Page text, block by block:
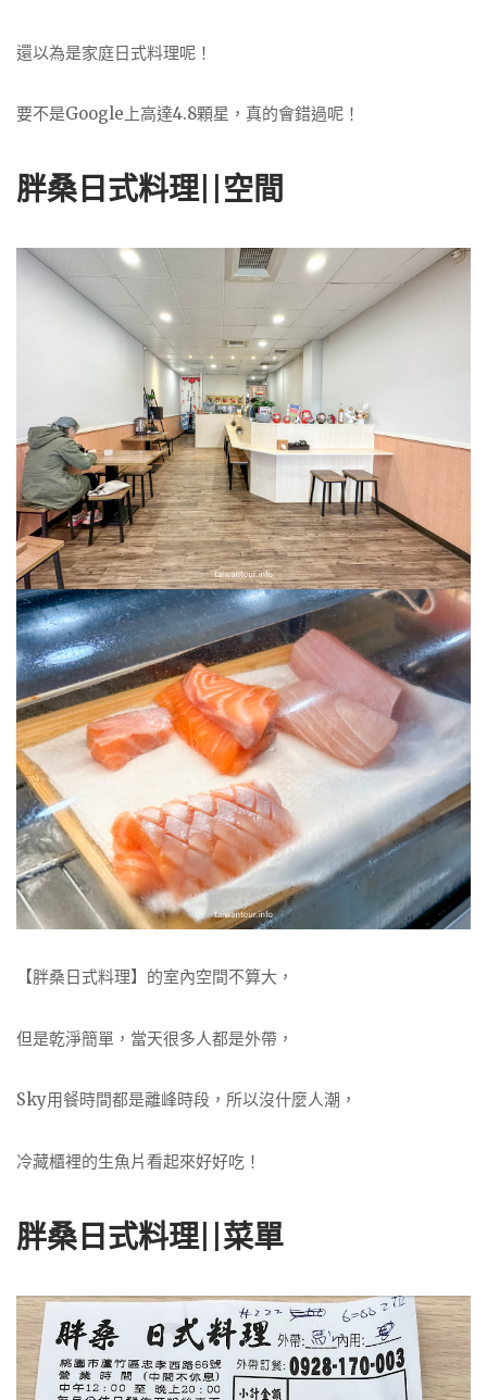
還以為是家庭日式料理呢！
要不是Google上高達4.8顆星，真的會錯過呢！
胖桑日式料理||空間
【胖桑日式料理】的室內空間不算大，
但是乾淨簡單，當天很多人都是外帶，
Sky用餐時間都是離峰時段，所以沒什麼人潮，
冷藏櫃裡的生魚片看起來好好吃！
胖桑日式料理||菜單